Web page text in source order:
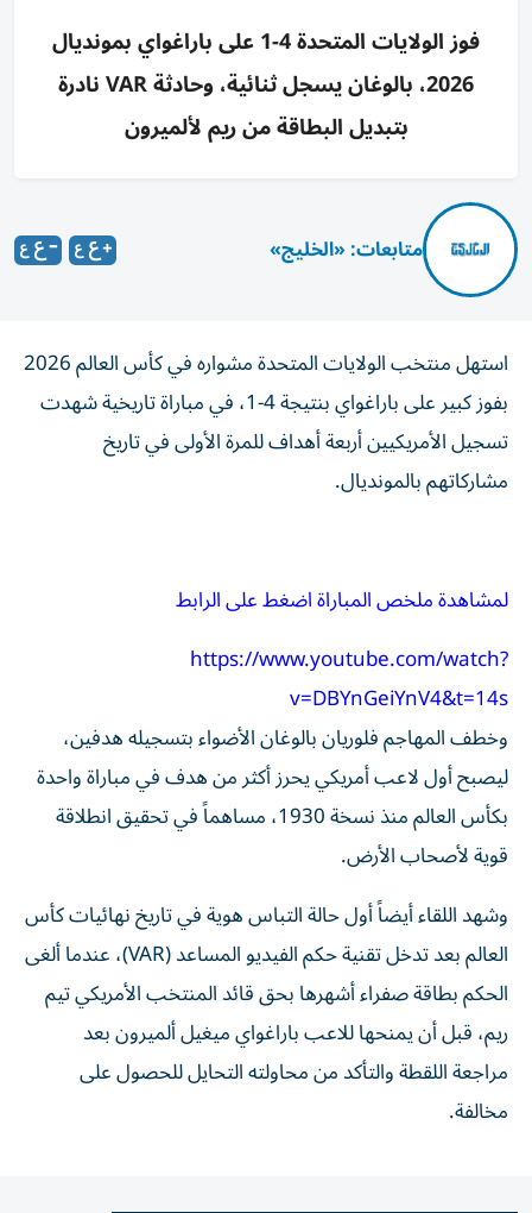
فوز الولايات المتحدة 4-1 على باراغواي بمونديال
2026، بالوغان يسجل ثنائية، وحادثة VAR نادرة
بتبديل البطاقة من ريم لألميرون
متابعات: «الخليج»
استهل منتخب الولايات المتحدة مشواره في كأس العالم 2026
بفوز كبير على باراغواي بنتيجة 4-1، في مباراة تاريخية شهدت
تسجيل الأمريكيين أربعة أهداف للمرة الأولى في تاريخ
مشاركاتهم بالمونديال.
لمشاهدة ملخص المباراة اضغط على الرابط
https://www.youtube.com/watch?
v=DBYnGeiYnV4&t=14s
وخطف المهاجم فلوريان بالوغان الأضواء بتسجيله هدفين،
ليصبح أول لاعب أمريكي يحرز أكثر من هدف في مباراة واحدة
بكأس العالم منذ نسخة 1930، مساهماً في تحقيق انطلاقة
قوية لأصحاب الأرض.
وشهد اللقاء أيضاً أول حالة التباس هوية في تاريخ نهائيات كأس
العالم بعد تدخل تقنية حكم الفيديو المساعد (VAR)، عندما ألغى
الحكم بطاقة صفراء أشهرها بحق قائد المنتخب الأمريكي تيم
ريم، قبل أن يمنحها للاعب باراغواي ميغيل ألميرون بعد
مراجعة اللقطة والتأكد من محاولته التحايل للحصول على
مخالفة.